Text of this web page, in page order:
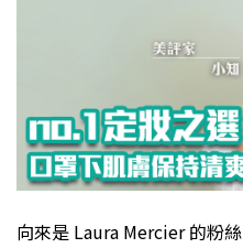
向來是 Laura Mercier 的粉